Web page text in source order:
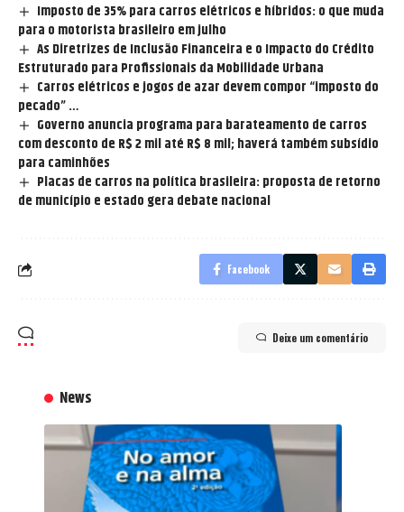
Imposto de 35% para carros elétricos e híbridos: o que muda
para o motorista brasileiro em julho
As Diretrizes de Inclusão Financeira e o Impacto do Crédito
Estruturado para Profissionais da Mobilidade Urbana
Carros elétricos e jogos de azar devem compor “imposto do
pecado” …
Governo anuncia programa para barateamento de carros
com desconto de R$ 2 mil até R$ 8 mil; haverá também subsídio
para caminhões
Placas de carros na política brasileira: proposta de retorno
de município e estado gera debate nacional
Facebook
Deixe um comentário
News